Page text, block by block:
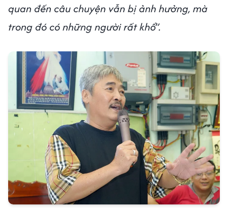
quan đến câu chuyện vẫn bị ảnh hưởng, mà
trong đó có những người rất khổ”.